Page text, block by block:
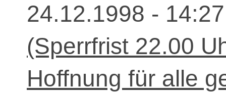
24.12.1998 -
(Sperrfrist 22.00
Hoffnung für alle